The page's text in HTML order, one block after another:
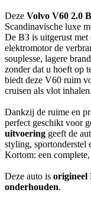
Deze Volvo V60 2.0
Scandinavische luxe
De B3 is uitgerust met
elektromotor de
souplesse, lagere
zonder dat u hoeft op
biedt deze V60 ruim
cruisen als vlot inhalen.
Dankzij de ruime en
perfect geschikt voor
uitvoering geeft de
styling, sportonderstel
Kortom: een
Deze auto is origineel
onderhouden.